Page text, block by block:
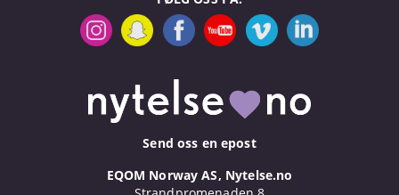
Send oss en epost
EQOM Norway AS, Nytelse.no